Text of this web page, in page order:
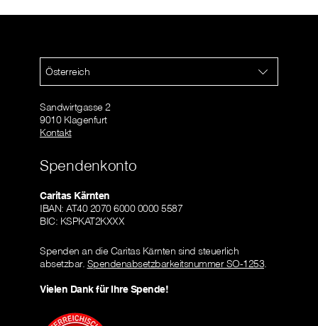
Österreich
Sandwirtgasse 2
9010 Klagenfurt
Kontakt
Spendenkonto
Caritas Kärnten
IBAN: AT40 2070 6000 0000 5587
BIC: KSPKAT2KXXX
Spenden an die Caritas Kärnten sind steuerlich
absetzbar. Spendenabsetzbarkeitsnummer SO-1253.
Vielen Dank für Ihre Spende!